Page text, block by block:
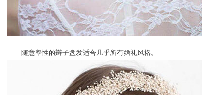
随意率性的辫子盘发适合几乎所有婚礼风格。